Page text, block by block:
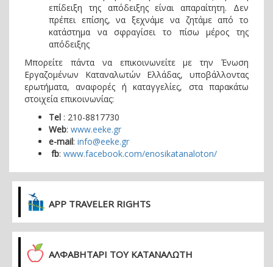
επίδειξη της απόδειξης είναι απαραίτητη. Δεν
πρέπει επίσης, να ξεχνάμε να ζητάμε από το
κατάστημα να σφραγίσει το πίσω μέρος της
απόδειξης
Μπορείτε πάντα να επικοινωνείτε με την Ένωση
Εργαζομένων Καταναλωτών Ελλάδας, υποβάλλοντας
ερωτήματα, αναφορές ή καταγγελίες, στα παρακάτω
στοιχεία επικοινωνίας:
Τel : 210-8817730
Web: www.eeke.gr
e-mail: info@eeke.gr
fb: www.facebook.com/enosikatanaloton/
APP TRAVELER RIGHTS
ΑΛΦΑΒΗΤΑΡΙ ΤΟΥ ΚΑΤΑΝΑΛΩΤΗ